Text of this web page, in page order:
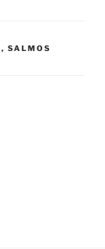
, SALMOS